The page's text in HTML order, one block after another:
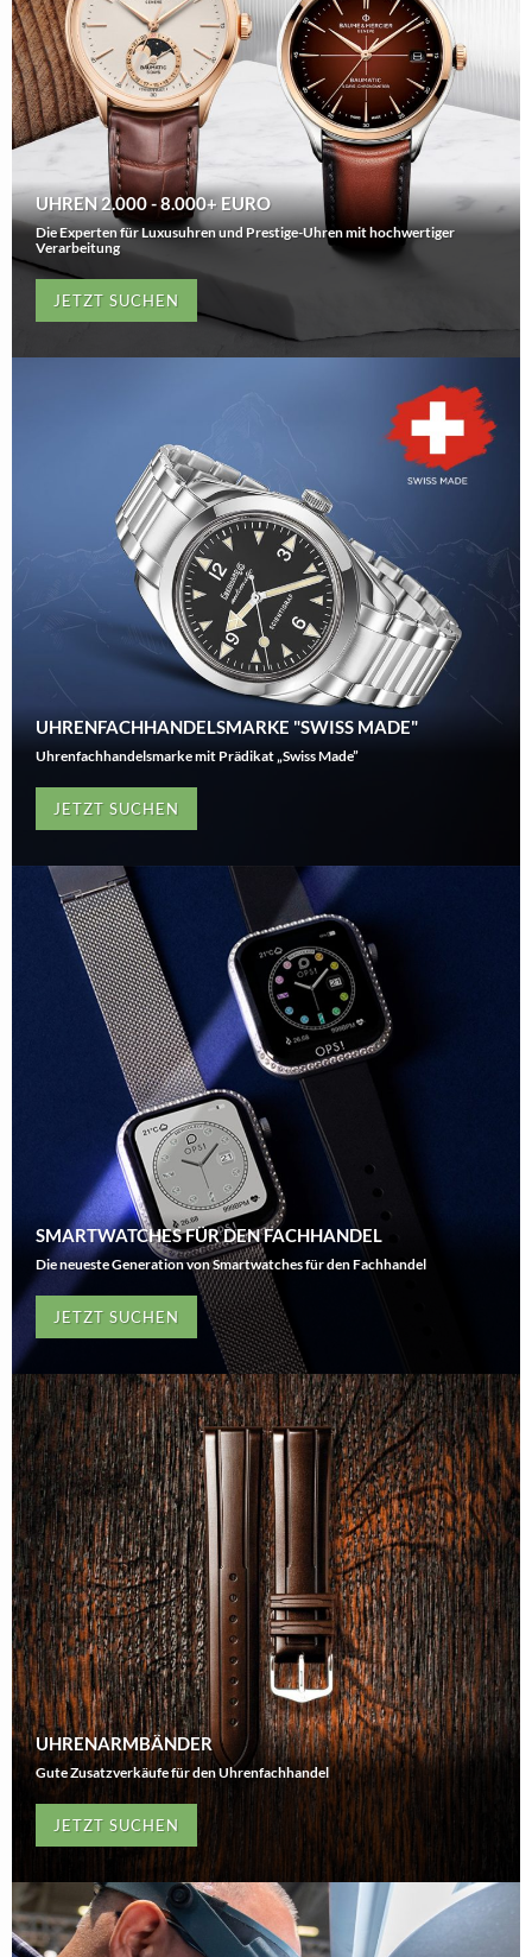
UHREN 2.000 - 8.000+ EURO
Die Experten für Luxusuhren und Prestige-Uhren mit hochwertiger
Verarbeitung
JETZT SUCHEN
UHRENFACHHANDELSMARKE "SWISS MADE"
Uhrenfachhandelsmarke mit Prädikat „Swiss Made”
JETZT SUCHEN
SMARTWATCHES FÜR DEN FACHHANDEL
Die neueste Generation von Smartwatches für den Fachhandel
JETZT SUCHEN
UHRENARMBÄNDER
Gute Zusatzverkäufe für den Uhrenfachhandel
JETZT SUCHEN